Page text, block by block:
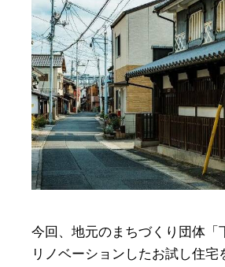
今回、地元のまちづくり団体
リノベーションしたお試し住